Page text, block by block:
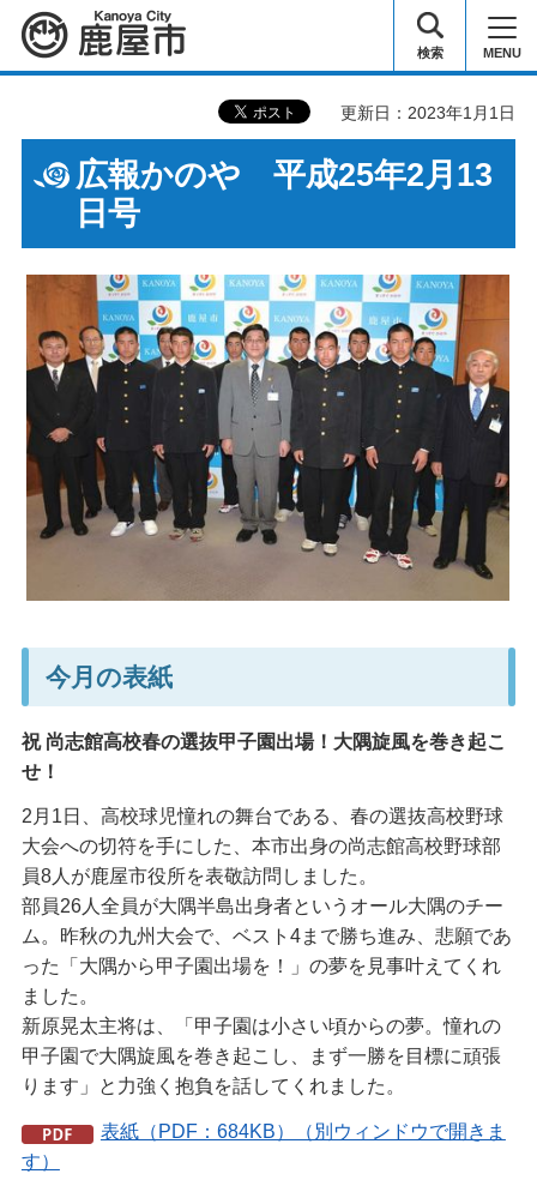
鹿屋市 検索 MENU
更新日：2023年1月1日
広報かのや 平成25年2月13
日号
今月の表紙
祝 尚志館高校春の選抜甲子園出場！大隅旋風を巻き起こ
せ！
2月1日、高校球児憧れの舞台である、春の選抜高校野球
大会への切符を手にした、本市出身の尚志館高校野球部
員8人が鹿屋市役所を表敬訪問しました。
部員26人全員が大隅半島出身者というオール大隅のチー
ム。昨秋の九州大会で、ベスト4まで勝ち進み、悲願であ
った「大隅から甲子園出場を！」の夢を見事叶えてくれ
ました。
新原晃太主将は、「甲子園は小さい頃からの夢。憧れの
甲子園で大隅旋風を巻き起こし、まず一勝を目標に頑張
ります」と力強く抱負を話してくれました。
表紙（PDF：684KB）（別ウィンドウで開きま
す）